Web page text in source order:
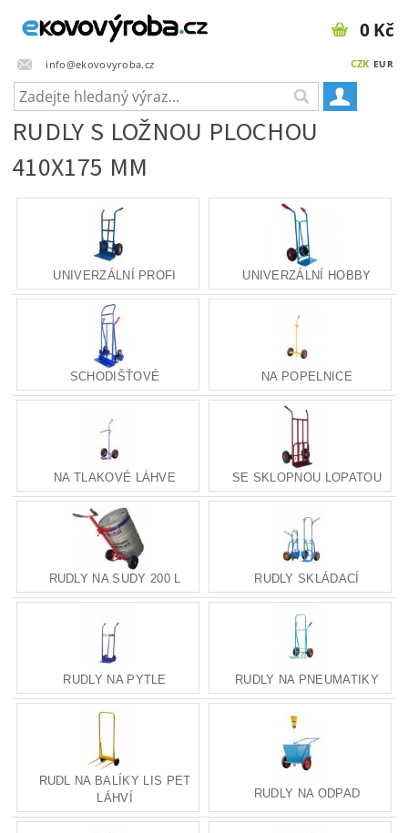
info@ekovovyroba.cz CZK EUR
0 Kč
RUDLY S LOŽNOU PLOCHOU
410X175 MM
UNIVERZÁLNÍ PROFI UNIVERZÁLNÍ HOBBY
SCHODIŠŤOVÉ NA POPELNICE
NA TLAKOVÉ LÁHVE SE SKLOPNOU LOPATOU
RUDLY NA SUDY 200 L RUDLY SKLÁDACÍ
RUDLY NA PYTLE RUDLY NA PNEUMATIKY
RUDL NA BALÍKY LIS PET
LÁHVÍ
RUDLY NA ODPAD